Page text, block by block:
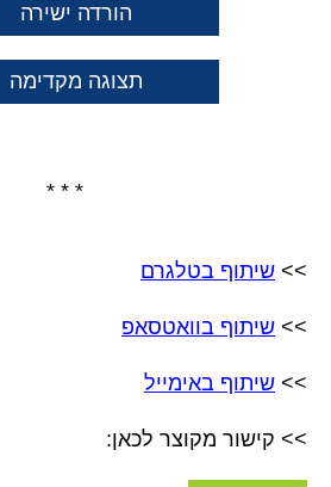
הורדה ישירה
תצוגה מקדימה
* * *
>> שיתוף בטלגרם
>> שיתוף בוואטסאפ
>> שיתוף באימייל
>> קישור מקוצר לכאן: